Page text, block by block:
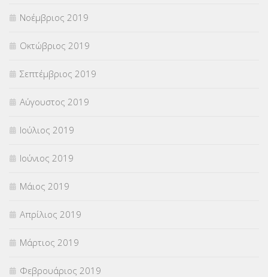
Νοέμβριος 2019
Οκτώβριος 2019
Σεπτέμβριος 2019
Αύγουστος 2019
Ιούλιος 2019
Ιούνιος 2019
Μάιος 2019
Απρίλιος 2019
Μάρτιος 2019
Φεβρουάριος 2019